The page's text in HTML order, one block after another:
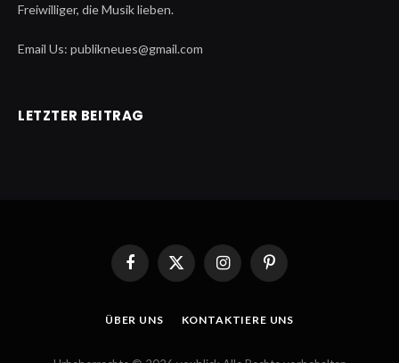
Freiwilliger, die Musik lieben.
Email Us: publikneues@gmail.com
LETZTER BEITRAG
FacebookX
(Twitter)
InstagramPinterest
ÜBER UNS KONTAKTIERE UNS